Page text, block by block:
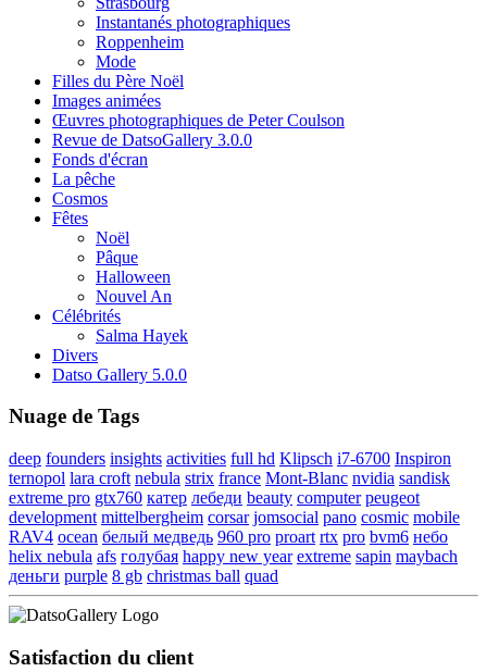
Instantanés photographiques
Roppenheim
Mode
Filles du Père Noël
Images animées
Œuvres photographiques de Peter Coulson
Revue de DatsoGallery 3.0.0
Fonds d'écran
La pêche
Cosmos
Fêtes
Noël
Pâque
Halloween
Nouvel An
Célébrités
Salma Hayek
Divers
Datso Gallery 5.0.0
Nuage de Tags
deep founders insights activities full hd Klipsch i7-6700 Inspiron
ternopol lara croft nebula strix france Mont-Blanc nvidia sandisk
extreme pro gtx760 катер лебеди beauty computer peugeot
development mittelbergheim corsar jomsocial pano cosmic mobile
RAV4 ocean белый медведь 960 pro proart rtx pro bvm6 небо
helix nebula afs голубая happy new year extreme sapin maybach
деньги purple 8 gb christmas ball quad
Satisfaction du client